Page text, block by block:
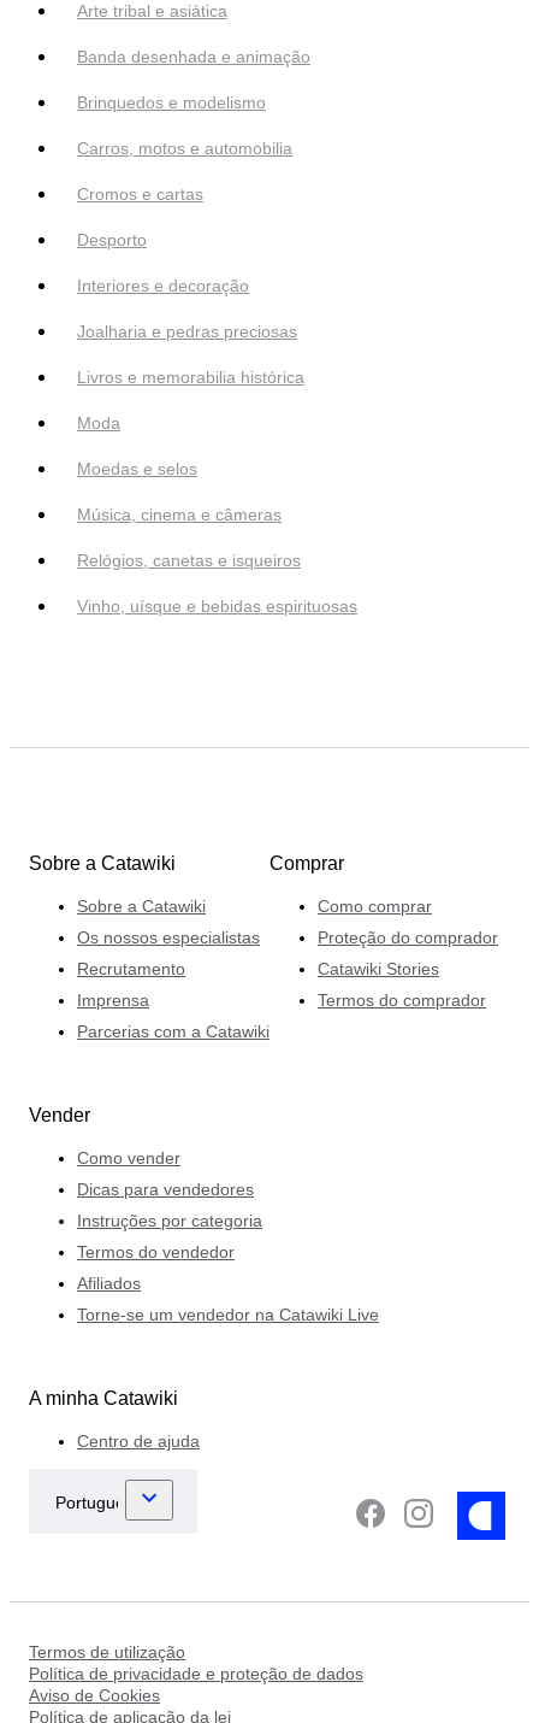
Arte tribal e asiática
Banda desenhada e animação
Brinquedos e modelismo
Carros, motos e automobilia
Cromos e cartas
Desporto
Interiores e decoração
Joalharia e pedras preciosas
Livros e memorabilia histórica
Moda
Moedas e selos
Música, cinema e câmeras
Relógios, canetas e isqueiros
Vinho, uísque e bebidas espirituosas
Sobre a Catawiki
Sobre a Catawiki
Os nossos especialistas
Recrutamento
Imprensa
Parcerias com a Catawiki
Comprar
Como comprar
Proteção do comprador
Catawiki Stories
Termos do comprador
Vender
Como vender
Dicas para vendedores
Instruções por categoria
Termos do vendedor
Afiliados
Torne-se um vendedor na Catawiki Live
A minha Catawiki
Centro de ajuda
Termos de utilização
Política de privacidade e proteção de dados
Aviso de Cookies
Política de aplicação da lei